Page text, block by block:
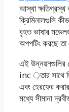
আস্থা ক্ষতিগ্রস্থ
ক্রিমিনালগুলি
বৃহত ভাষার
অপপটিং করছে তা
এই উন্নয়নগুলির
inc ়তার সাথে
এবং হেরফের
মধ্যে সীমানা